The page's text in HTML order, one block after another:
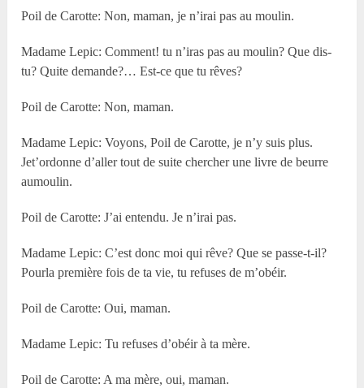
Poil de Carotte: Non, maman, je n’irai pas au moulin.
Madame Lepic: Comment! tu n’iras pas au moulin? Que dis-
tu? Quite demande?… Est-ce que tu rêves?
Poil de Carotte: Non, maman.
Madame Lepic: Voyons, Poil de Carotte, je n’y suis plus.
Jet’ordonne d’aller tout de suite chercher une livre de beurre
aumoulin.
Poil de Carotte: J’ai entendu. Je n’irai pas.
Madame Lepic: C’est donc moi qui rêve? Que se passe-t-il?
Pourla première fois de ta vie, tu refuses de m’obéir.
Poil de Carotte: Oui, maman.
Madame Lepic: Tu refuses d’obéir à ta mère.
Poil de Carotte: A ma mère, oui, maman.